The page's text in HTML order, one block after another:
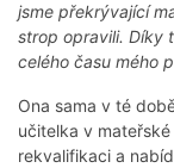
jsme překrývající
strop opravili. Díky
celého času mého
Ona sama v té
učitelka v
rekvalifikaci a